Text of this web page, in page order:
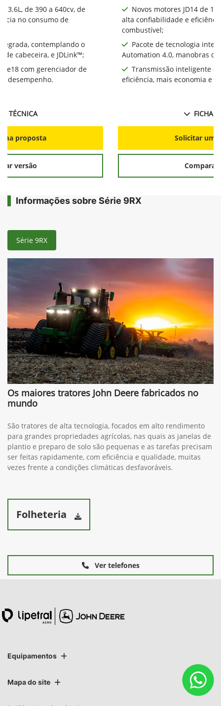
13.6L, de 390 a 640cv, de
no consumo de
contemplando o
de cabeceira, e JDLink™;
e18 com gerenciador de
desempenho.
TÉCNICA
proposta
versão
Novos motores JD14 de
alta confiabilidade e
combustível;
Pacote de tecnologia
Automation 4.0, manobras
Transmissão inteligente
eficiência, mais economia e
FICHA
Solicitar
Comparar
Informações sobre Série 9RX
Série 9RX
Os maiores tratores John Deere fabricados no
mundo
São tratores de alta tecnologia, focados em alto rendimento
para grandes propriedades agrícolas, nas quais as janelas de
plantio e preparo de solo são pequenas e as tarefas precisam
ser feitas rapidamente, com eficiência e qualidade, muitas
vezes frente a condições climáticas desfavoráveis.
Folheteria
Ver telefones
Equipamentos
Mapa do site